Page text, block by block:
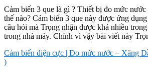
Cảm biến 3 que là gì ? Thiết bị đo mức
thế nào? Cảm biến 3 que này được ứng
câu hỏi mà Trọng nhận được khá nhiều
trong nhà máy. Chính vì vậy bài viết này
Cảm biến điện cực | Đo mức nước – Xăng
)